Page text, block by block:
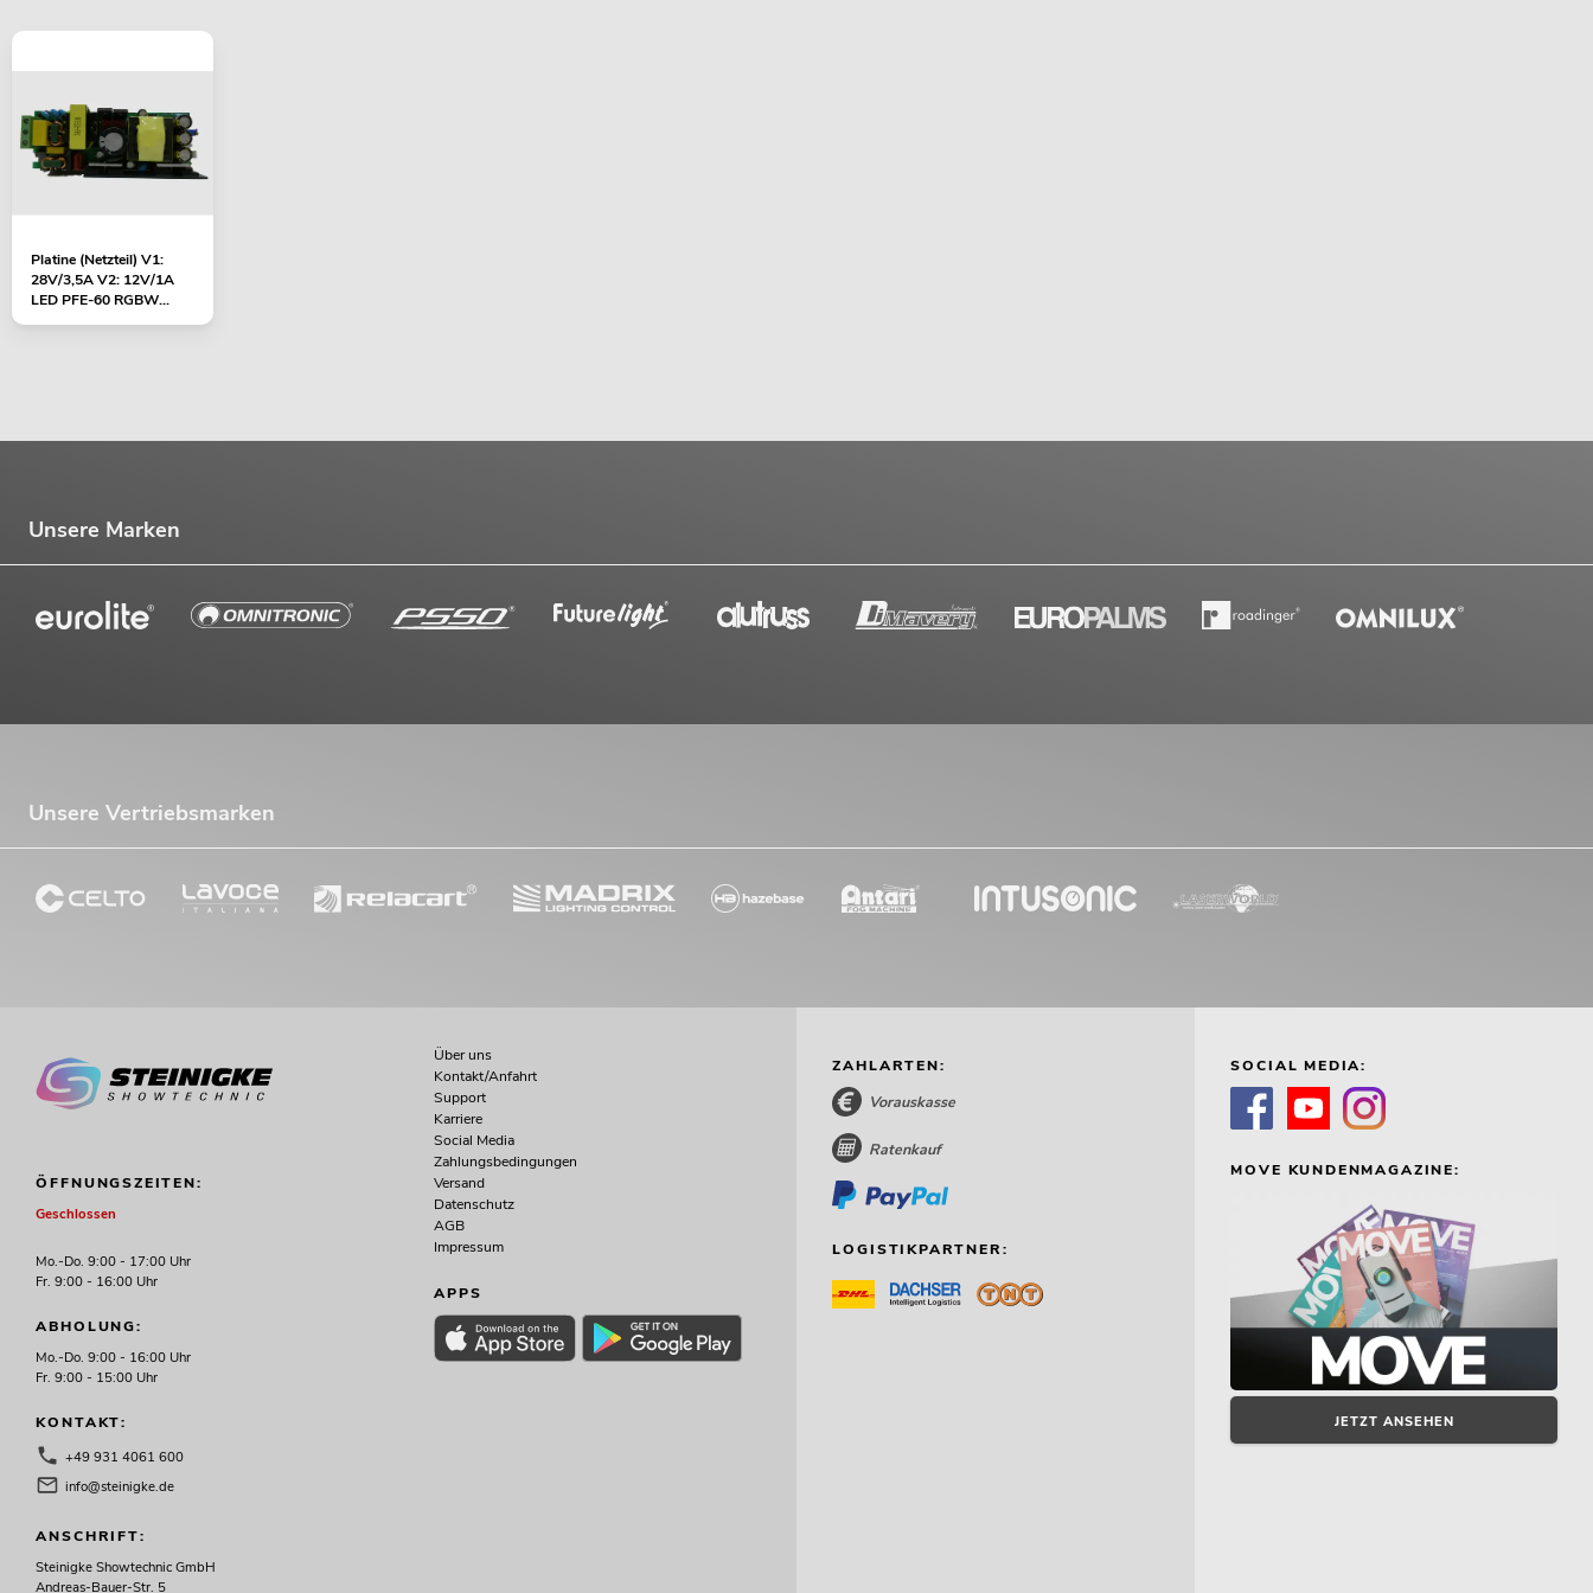
Platine (Netzteil) V1:
28V/3,5A V2: 12V/1A
LED PFE-60 RGBW...
Unsere Marken
Unsere Vertriebsmarken
ÖFFNUNGSZEITEN:
Geschlossen
Mo.-Do. 9:00 - 17:00 Uhr
Fr. 9:00 - 16:00 Uhr
ABHOLUNG:
Mo.-Do. 9:00 - 16:00 Uhr
Fr. 9:00 - 15:00 Uhr
KONTAKT:
+49 931 4061 600
info@steinigke.de
ANSCHRIFT:
Steinigke Showtechnic GmbH
Andreas-Bauer-Str. 5
Über uns
Kontakt/Anfahrt
Support
Karriere
Social Media
Zahlungsbedingungen
Versand
Datenschutz
AGB
Impressum
APPS
ZAHLARTEN:
Vorauskasse
Ratenkauf
LOGISTIKPARTNER:
SOCIAL MEDIA:
MOVE KUNDENMAGAZINE:
JETZT ANSEHEN